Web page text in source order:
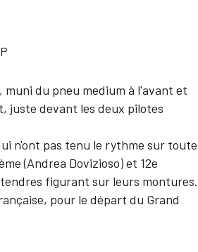
, muni du pneu medium à l'avant et
juste devant les deux pilotes
n'ont pas tenu le rythme sur toute
(Andrea Dovizioso) et 12e
figurant sur leurs montures.
pour le départ du Grand